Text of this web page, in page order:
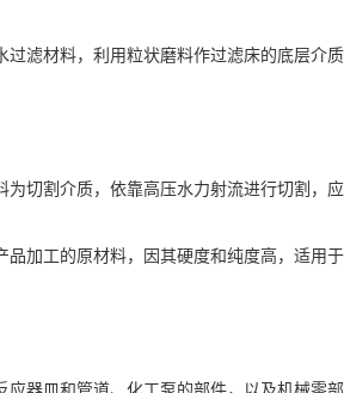
滤材料，利用粒状磨料作过滤床的底层介
切割介质，依靠高压水力射流进行切割，
加工的原材料，因其硬度和纯度高，适用
器皿和管道、化工泵的部件，以及机械零